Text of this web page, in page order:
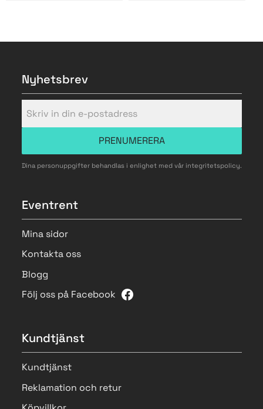
Nyhetsbrev
PRENUMERERA
Dina personuppgifter behandlas i enlighet med vår integritetspolicy.
Eventrent
Mina sidor
Kontakta oss
Blogg
Följ oss på Facebook
Kundtjänst
Kundtjänst
Reklamation och retur